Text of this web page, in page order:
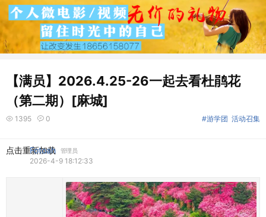
【满员】2026.4.25-26一起去看杜鹃花
（第二期）[麻城]
1395 0 活动召集
#游学团
点击重新加载
Fotoah 管理员
2026-4-9 18:12:33